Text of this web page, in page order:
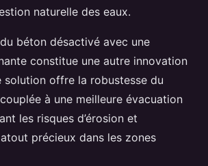
naturelle des eaux.
béton désactivé avec une
constitue une autre innovation
solution offre la robustesse du
à une meilleure évacuation
les risques d’érosion et
précieux dans les zones